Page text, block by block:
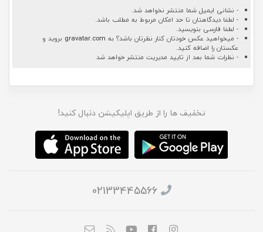
- نشانی ایمیل شما منتشر نخواهد شد.
- لطفا دیدگاهتان تا حد امکان مربوط به مطلب باشد.
- لطفا فارسی بنویسید.
- میخواهید عکس خودتان کنار نظرتان باشد؟ به gravatar.com بروید و
عکستان را اضافه کنید.
- نظرات شما بعد از تایید مدیریت منتشر خواهد شد
تخفیف ها را از طریق اپلیکیشن دنبال کنید!
02133445566